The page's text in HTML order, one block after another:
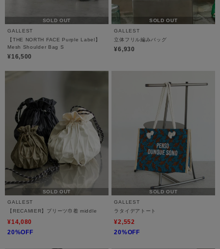
SOLD OUT
GALLEST
【THE NORTH FACE Purple Label】
Mesh Shoulder Bag S
¥16,500
SOLD OUT
GALLEST
立体フリル編みバッグ
¥6,930
SOLD OUT
GALLEST
【RECAMIER】プリーツ巾着 middle
¥14,080
20%OFF
SOLD OUT
GALLEST
ラタイデアトート
¥2,552
20%OFF